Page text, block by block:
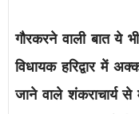
गौरकरने वाली बात
विधायक हरिद्वार में
जाने वाले शंकराचार्य से